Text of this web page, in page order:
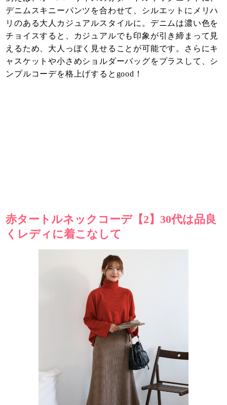
デニムスキニーパンツを合わせて、シルエットにメリハ
リのある大人カジュアルスタイルに。デニムは濃い色を
チョイスすると、カジュアルでも印象が引き締まって見
えるため、大人っぽく見せることが可能です。さらにキ
ャスケットや小さめショルダーバッグをプラスして、シ
ンプルコーデを格上げするとgood！
赤タートルネックコーデ【2】30代は品良
くレディに着こなして